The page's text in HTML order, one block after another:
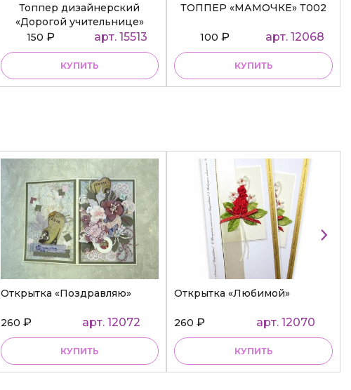
Топпер дизайнерский
«Дорогой учительнице»
150₽ арт. 15513
КУПИТЬ
ТОППЕР «МАМОЧКЕ» Т002
100₽ арт. 12068
КУПИТЬ
Открытка «Поздравляю»
260 ₽ арт. 12072
КУПИТЬ
Открытка «Любимой»
260₽ арт. 12070
КУПИТЬ